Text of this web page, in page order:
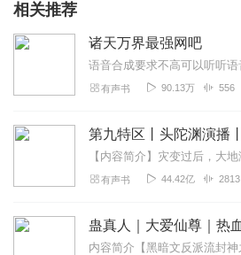
相关推荐
诸天万界最强网吧
有声书 90.13万 556
有声书 44.42亿 2813